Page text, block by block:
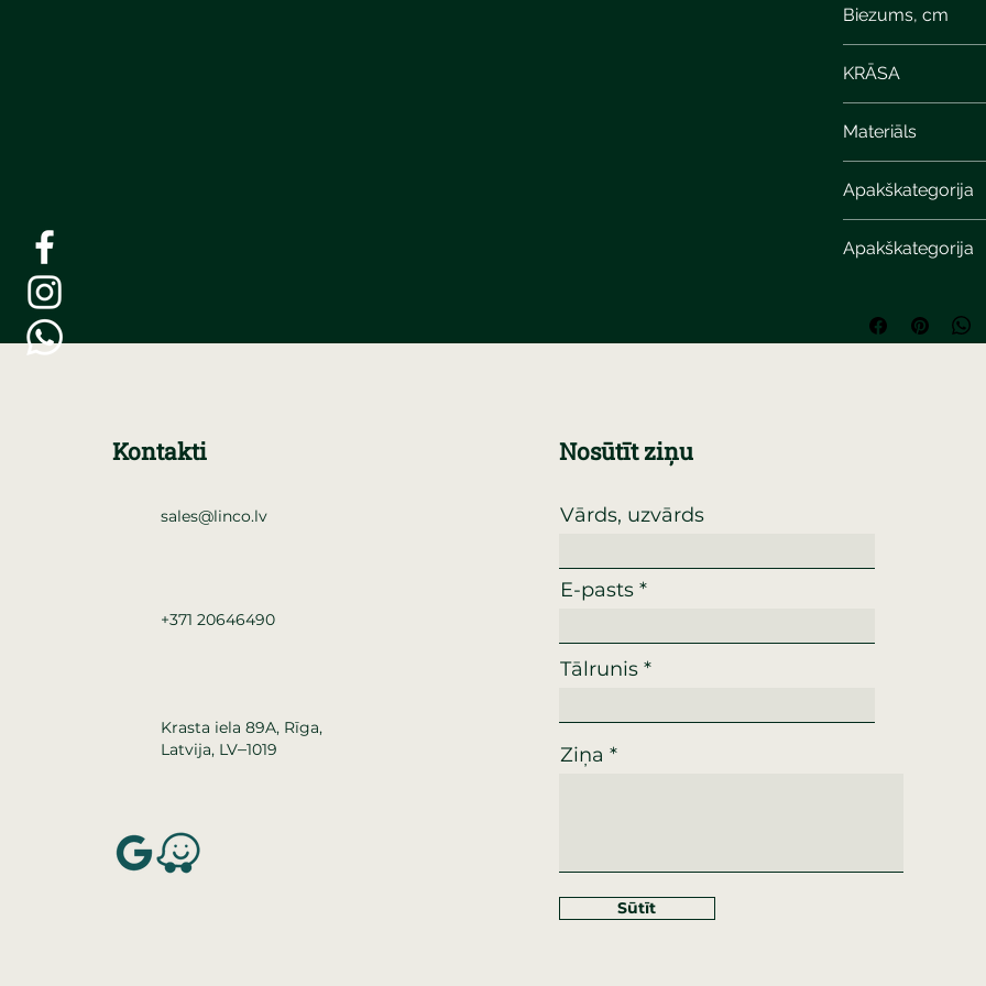
Biezums, cm
KRĀSA
Materiāls
Apakškategorija
Apakškategorija
Kontakti
sales@linco.lv
+371 20646490
Krasta iela 89A, Rīga,
Latvija, LV–1019
Nosūtīt ziņu
Vārds, uzvārds
E-pasts
Tālrunis
Ziņa
Sūtīt